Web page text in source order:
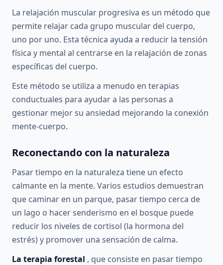
La relajación muscular progresiva es un método que
permite relajar cada grupo muscular del cuerpo,
uno por uno. Esta técnica ayuda a reducir la tensión
física y mental al centrarse en la relajación de zonas
específicas del cuerpo.
Este método se utiliza a menudo en terapias
conductuales para ayudar a las personas a
gestionar mejor su ansiedad mejorando la conexión
mente-cuerpo.
Reconectando con la naturaleza
Pasar tiempo en la naturaleza tiene un efecto
calmante en la mente. Varios estudios demuestran
que caminar en un parque, pasar tiempo cerca de
un lago o hacer senderismo en el bosque puede
reducir los niveles de cortisol (la hormona del
estrés) y promover una sensación de calma.
La terapia forestal , que consiste en pasar tiempo